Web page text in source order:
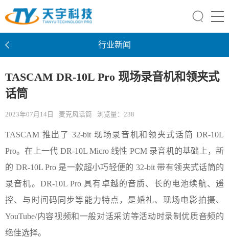
行业新闻
TASCAM DR-10L Pro 现场录音机和领夹式
话筒
2023年07月14日 麦克风话筒 浏览量： 238
TASCAM 推出了 32-bit 现场录音机和领夹式话筒 DR-10L
Pro。在上一代 DR-10L Micro 线性 PCM 录音机的基础上，新
的 DR-10L Pro 是一款超小巧轻便的 32-bit 带有领夹式话筒的
录音机。DR-10L Pro 具有卓越的音质、长的电池续航、遥
控、与时间码同步等能力特点，是婚礼、现场电影拍摄、
YouTube/内容视频和一般对话采访等活动时录制优质音频的
绝佳选择。